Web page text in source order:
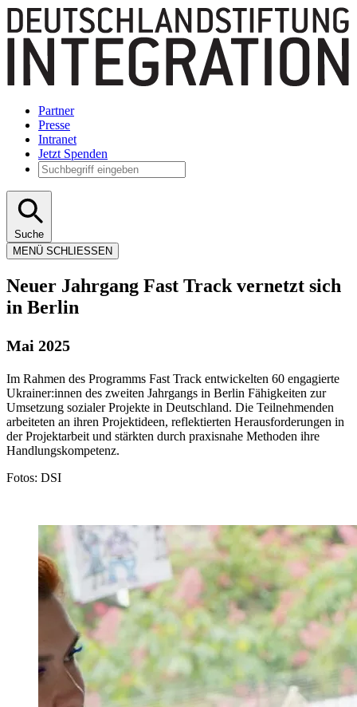
Partner
Presse
Intranet
Jetzt Spenden
Suche
MENÜ SCHLIESSEN
Neuer Jahrgang Fast Track vernetzt sich
in Berlin
Mai 2025
Im Rahmen des Programms Fast Track entwickelten 60 engagierte
Ukrainer:innen des zweiten Jahrgangs in Berlin Fähigkeiten zur
Umsetzung sozialer Projekte in Deutschland. Die Teilnehmenden
arbeiteten an ihren Projektideen, reflektierten Herausforderungen in
der Projektarbeit und stärkten durch praxisnahe Methoden ihre
Handlungskompetenz.
Fotos: DSI